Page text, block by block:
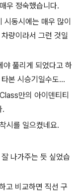
우 정숙했습니다.
동시에는 매우 많이
량이라서 그런 것일
풀리게 되었다고 하
본 시승기일수도...
만의 아이덴티티
.
시를 일으켰네요.
나가주는 듯 싶었습
고 비교하면 직선 구